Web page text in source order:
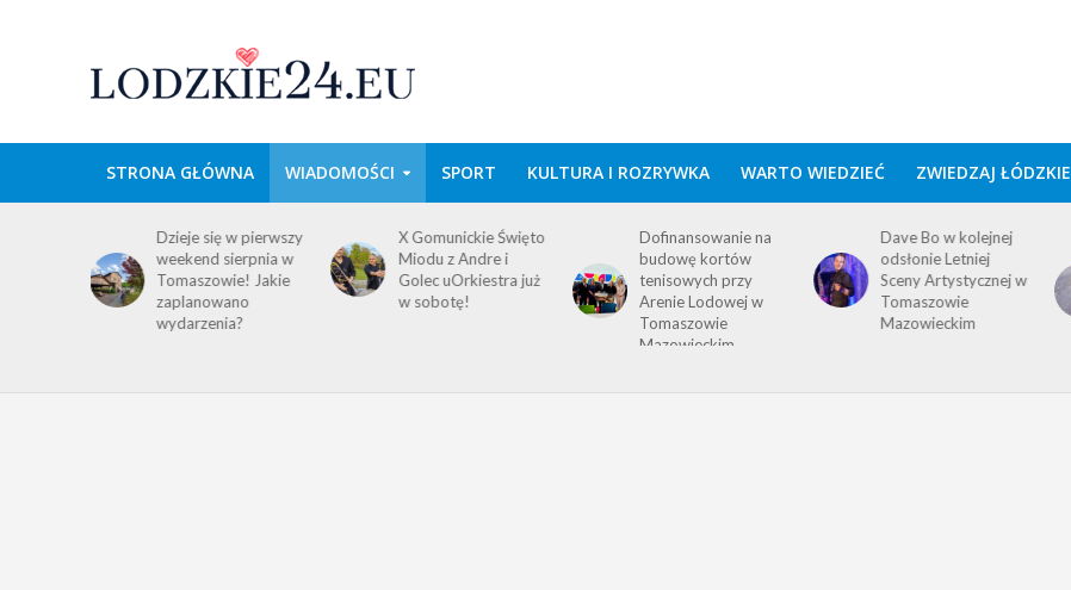
STRONA GŁÓWNA WIADOMOŚCI SPORT KULTURA I ROZRYWKA WARTO WIEDZIEĆ ZWIEDZAJ ŁÓDZKIE
Dzieje się w pierwszy
weekend sierpnia w
Tomaszowie! Jakie
zaplanowano
wydarzenia?
X Gomunickie Święto
Miodu z Andre i
Golec uOrkiestra już
w sobotę!
Dofinansowanie na
budowę kortów
tenisowych przy
Arenie Lodowej w
Tomaszowie
Mazowieckim
Dave Bo w kolejnej
odsłonie Letniej
Sceny Artystycznej w
Tomaszowie
Mazowieckim